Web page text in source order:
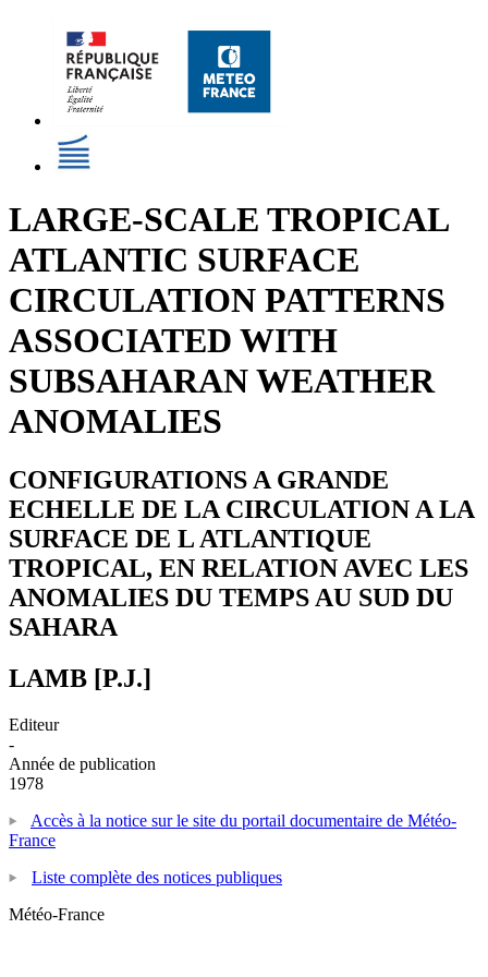
LARGE-SCALE TROPICAL
ATLANTIC SURFACE
CIRCULATION PATTERNS
ASSOCIATED WITH
SUBSAHARAN WEATHER
ANOMALIES
CONFIGURATIONS A GRANDE
ECHELLE DE LA CIRCULATION A LA
SURFACE DE L ATLANTIQUE
TROPICAL, EN RELATION AVEC LES
ANOMALIES DU TEMPS AU SUD DU
SAHARA
LAMB [P.J.]
Editeur
-
Année de publication
1978
Accès à la notice sur le site du portail documentaire de Météo-
France
Liste complète des notices publiques
Météo-France